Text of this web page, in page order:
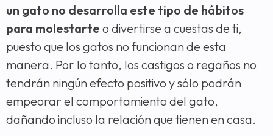
un gato no desarrolla este tipo de hábitos
para molestarte o divertirse a cuestas de ti,
puesto que los gatos no funcionan de esta
manera. Por lo tanto, los castigos o regaños no
tendrán ningún efecto positivo y sólo podrán
empeorar el comportamiento del gato,
dañando incluso la relación que tienen en casa.